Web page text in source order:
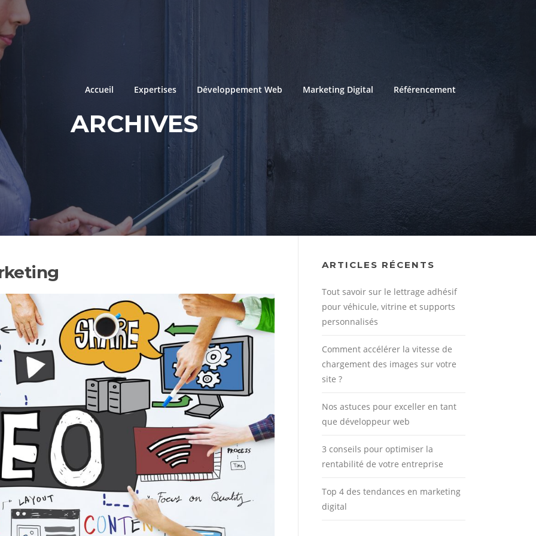
Accueil Expertises Développement Web Marketing Digital Référencement
ARCHIVES
ARTICLES RÉCENTS
Tout savoir sur le lettrage adhésif
pour véhicule, vitrine et supports
personnalisés
Comment accélérer la vitesse de
chargement des images sur votre
site ?
Nos astuces pour exceller en tant
que développeur web
3 conseils pour optimiser la
rentabilité de votre entreprise
Top 4 des tendances en marketing
digital